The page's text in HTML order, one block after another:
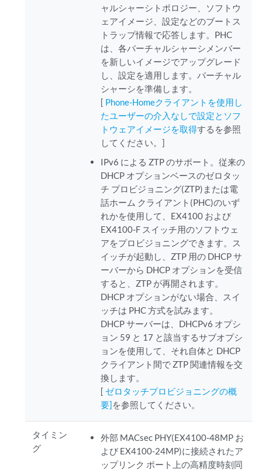
ャルシャーシトポロジー、ソフトウ
ェアイメージ、設定などのブートス
トラップ情報で応答します。PHC
は、各バーチャルシャーシメンバー
を新しいイメージでアップグレード
し、設定を適用します。バーチャル
シャーシを準備します。
[ Phone-Homeクライアントを使用し
たユーザーの介入なしで設定とソフ
トウェアイメージを取得するを参照
してください。]
IPv6 による ZTP のサポート。従来の
DHCP オプションベースのゼロタッ
チ プロビジョニング(ZTP)または電
話ホーム クライアント(PHC)のいず
れかを使用して、EX4100 および
EX4100-F スイッチ用のソフトウェ
アをプロビジョニングできます。ス
イッチが起動し、ZTP 用の DHCP サ
ーバーから DHCP オプションを受信
すると、ZTP が再開されます。
DHCP オプションがない場合、スイ
ッチは PHC 方式を試みます。
DHCP サーバーは、DHCPv6 オプシ
ョン 59 と 17 と該当するサブオプシ
ョンを使用して、それ自体と DHCP
クライアント間で ZTP 関連情報を交
換します。
[ ゼロタッチプロビジョニングの概
要]を参照してください。
タイミン
グ
外部 MACsec PHY(EX4100-48MP お
よび EX4100-24MP)に接続されたア
ップリンク ポート上の高精度時刻同